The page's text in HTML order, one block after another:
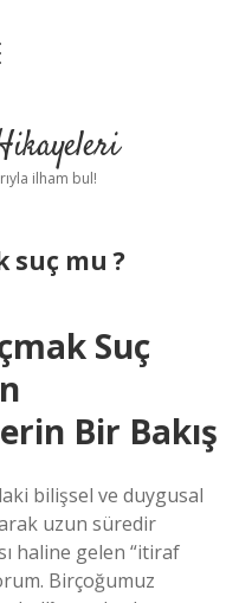
ilham bul!
suç mu ?
Suç
Bir Bakış
bilişsel ve duygusal
uzun süredir
haline gelen “itiraf
Birçoğumuz